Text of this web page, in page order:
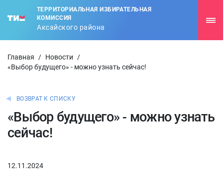
ТЕРРИТОРИАЛЬНАЯ ИЗБИРАТЕЛЬНАЯ
КОМИССИЯ
Аксайского района
Главная / Новости
/
«Выбор будущего» - можно узнать сейчас!
ВОЗВРАТ К СПИСКУ
«Выбор будущего» - можно узнать
сейчас!
12.11.2024